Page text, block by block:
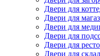
Двери для
Двери для
Двери для
Двери для
Двери для
Двери для